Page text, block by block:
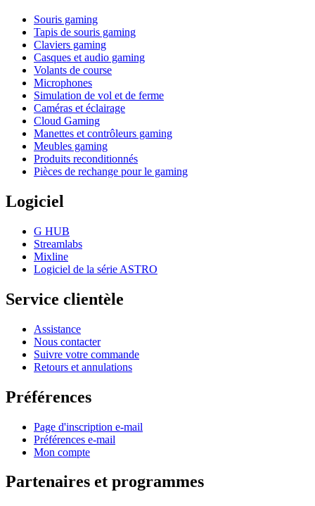
Souris gaming
Tapis de souris gaming
Claviers gaming
Casques et audio gaming
Volants de course
Microphones
Simulation de vol et de ferme
Caméras et éclairage
Cloud Gaming
Manettes et contrôleurs gaming
Meubles gaming
Produits reconditionnés
Pièces de rechange pour le gaming
Logiciel
G HUB
Streamlabs
Mixline
Logiciel de la série ASTRO
Service clientèle
Assistance
Nous contacter
Suivre votre commande
Retours et annulations
Préférences
Page d'inscription e-mail
Préférences e-mail
Mon compte
Partenaires et programmes